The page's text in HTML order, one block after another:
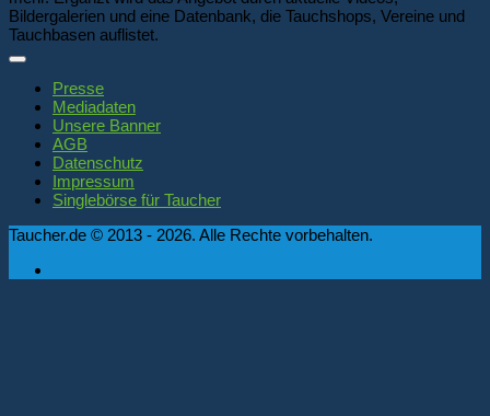
Bildergalerien und eine Datenbank, die Tauchshops, Vereine und
Tauchbasen auflistet.
Presse
Mediadaten
Unsere Banner
AGB
Datenschutz
Impressum
Singlebörse für Taucher
Taucher.de © 2013 - 2026. Alle Rechte vorbehalten.